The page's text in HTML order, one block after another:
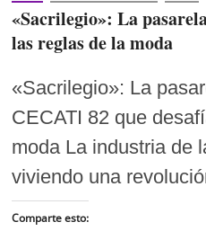
«Sacrilegio»: La
las reglas de la moda
«Sacrilegio»: La
CECATI 82 que
moda La industria de
viviendo una
Comparte esto: